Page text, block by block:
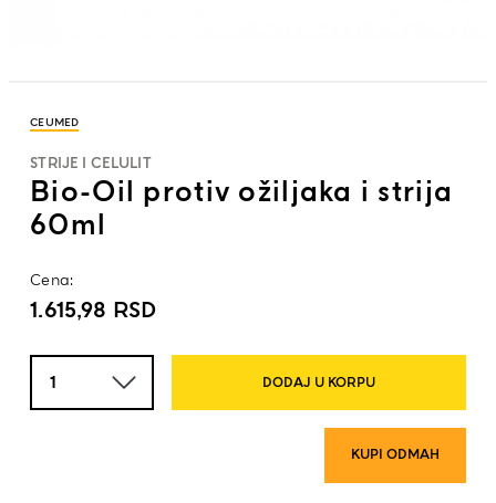
CEUMED
STRIJE I CELULIT
Bio-Oil protiv ožiljaka i strija
60ml
Cena:
1.615,98 RSD
DODAJ U KORPU
KUPI ODMAH